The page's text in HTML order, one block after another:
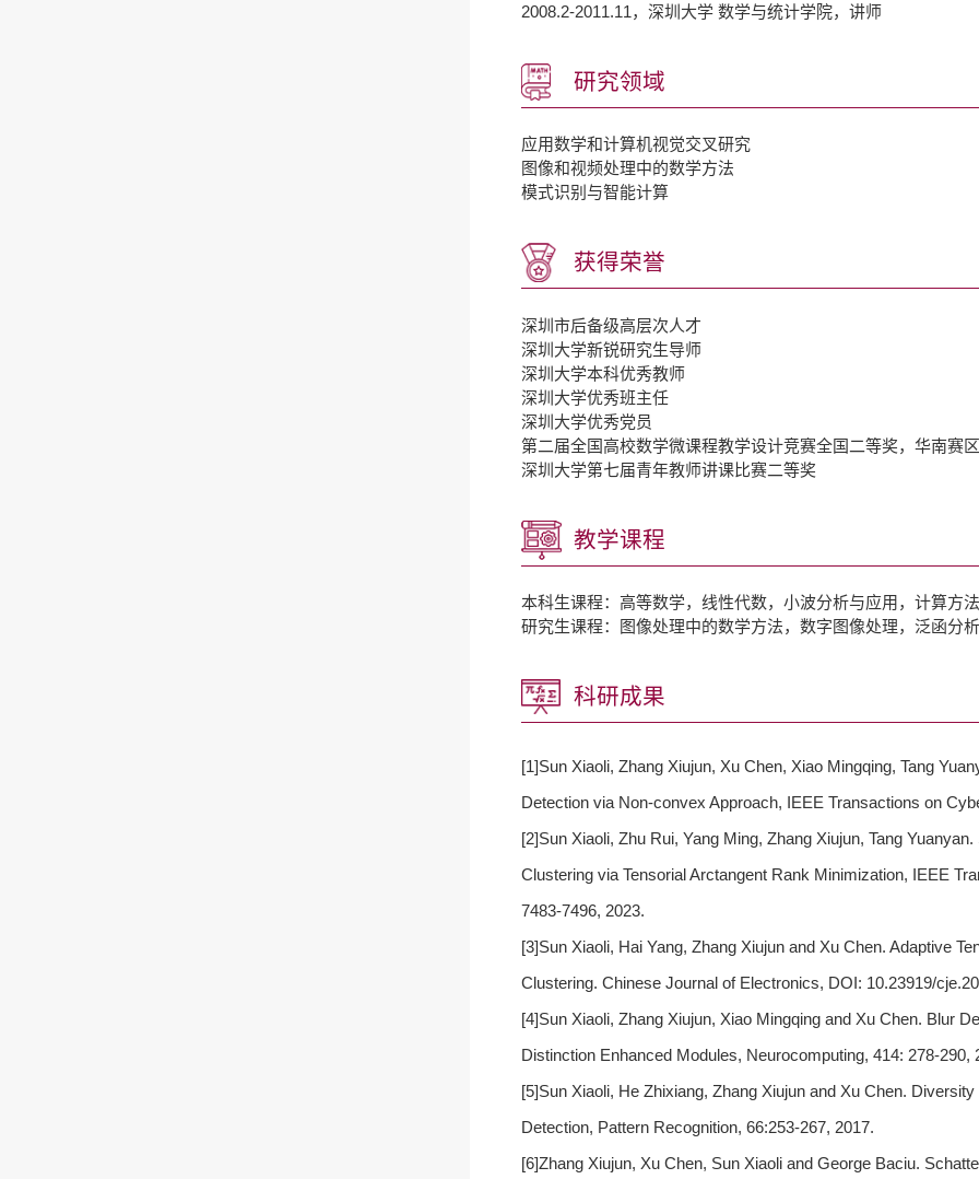
2008.2-2011.11，深圳大学 数学与统计学院，讲师
研究领域
应用数学和计算机视觉交叉研究
图像和视频处理中的数学方法
模式识别与智能计算
获得荣誉
深圳市后备级高层次人才
深圳大学新锐研究生导师
深圳大学本科优秀教师
深圳大学优秀班主任
深圳大学优秀党员
第二届全国高校数学微课程教学设计竞赛全国二等奖，华南赛
深圳大学第七届青年教师讲课比赛二等奖
教学课程
本科生课程：高等数学，线性代数，小波分析与应用，计算方法
研究生课程：图像处理中的数学方法，数字图像处理，泛函分析
科研成果
[1]Sun Xiaoli, Zhang Xiujun, Xu Chen, Xiao Mingqing, Tang
Detection via Non-convex Approach, IEEE Transactions on
[2]Sun Xiaoli, Zhu Rui, Yang Ming, Zhang Xiujun, Tang
Clustering via Tensorial Arctangent Rank Minimization, IEEE
7483-7496, 2023.
[3]Sun Xiaoli, Hai Yang, Zhang Xiujun and Xu Chen. Adaptive
Clustering. Chinese Journal of Electronics, DOI: 10.23919/
[4]Sun Xiaoli, Zhang Xiujun, Xiao Mingqing and Xu Chen. Blur
Distinction Enhanced Modules, Neurocomputing, 414: 278-290,
[5]Sun Xiaoli, He Zhixiang, Zhang Xiujun and Xu Chen.
Detection, Pattern Recognition, 66:253-267, 2017.
[6]Zhang Xiujun, Xu Chen, Sun Xiaoli and George Baciu.